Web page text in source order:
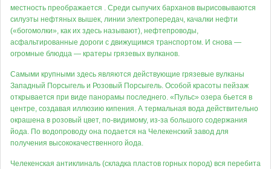
местность преображается . Среди сыпучих барханов вырисовываются
силуэты нефтяных вышек, линии электропередач, качалки нефти
(«богомолки», как их здесь называют), нефтепроводы,
асфальтированные дороги с движущимся транспортом. И снова —
огромные блюдца — кратеры грязевых вулканов.
Самыми крупными здесь являются действующие грязевые вулканы
Западный Порсыгель и Розовый Порсыгель. Особой красоты пейзаж
открывается при виде панорамы последнего. «Пульс» озера бьется в
центре, создавая иллюзию кипения. А термальная вода действительно
окрашена в розовый цвет, по-видимому, из-за большого содержания
йода. По водопроводу она подается на Челекенский завод для
получения высококачественного йода.
Челекенская антиклиналь (складка пластов горных пород) вся перебита